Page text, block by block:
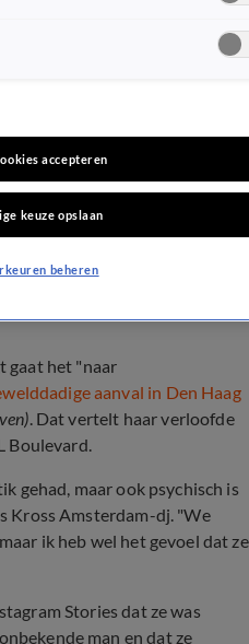
geeft update
gaat het "naar
aanval in Den Haag
. Dat vertelt haar verloofde
Boulevard.
gehad, maar ook psychisch is
Kross Amsterdam-dj. "We
ik heb wel het gevoel dat ze
Stories dat ze was
man en dat ze
accepteren
keuze opslaan
beheren